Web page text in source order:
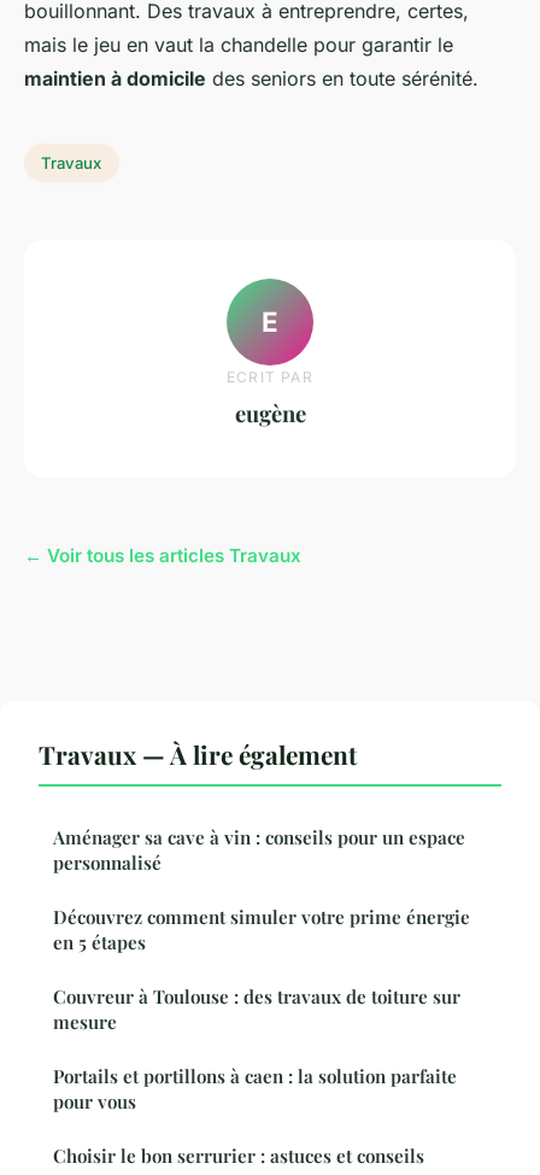
bouillonnant. Des travaux à entreprendre, certes,
mais le jeu en vaut la chandelle pour garantir le
maintien à domicile des seniors en toute sérénité.
Travaux
E
ECRIT PAR
eugène
← Voir tous les articles Travaux
Travaux — À lire également
Aménager sa cave à vin : conseils pour un espace
personnalisé
Découvrez comment simuler votre prime énergie
en 5 étapes
Couvreur à Toulouse : des travaux de toiture sur
mesure
Portails et portillons à caen : la solution parfaite
pour vous
Choisir le bon serrurier : astuces et conseils